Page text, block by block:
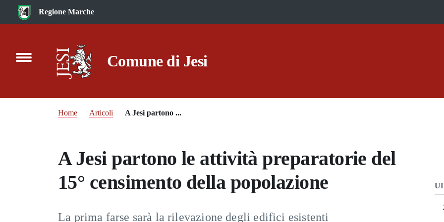
Vai al contenuto principale
Regione Marche
Comune di Jesi
Home Articoli A Jesi partono ...
A Jesi partono le attività preparatorie del
15° censimento della popolazione
La prima farse sarà la rilevazione degli edifici esistenti